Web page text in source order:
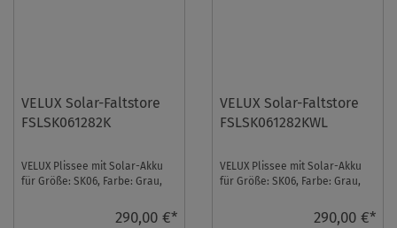
VELUX Solar-Faltstore
FSLSK061282K
VELUX Plissee mit Solar-Akku
für Größe: SK06, Farbe: Grau,
290,00 €*
VELUX Solar-Faltstore
FSLSK061282KWL
VELUX Plissee mit Solar-Akku
für Größe: SK06, Farbe: Grau,
semitransparent, io-ho ...290,00 €*